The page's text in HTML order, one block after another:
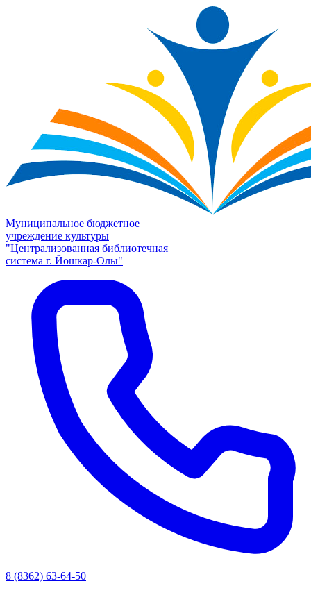
Муниципальное бюджетное
учреждение культуры
"Централизованная библиотечная
система г. Йошкар-Олы"
8 (8362) 63-64-50